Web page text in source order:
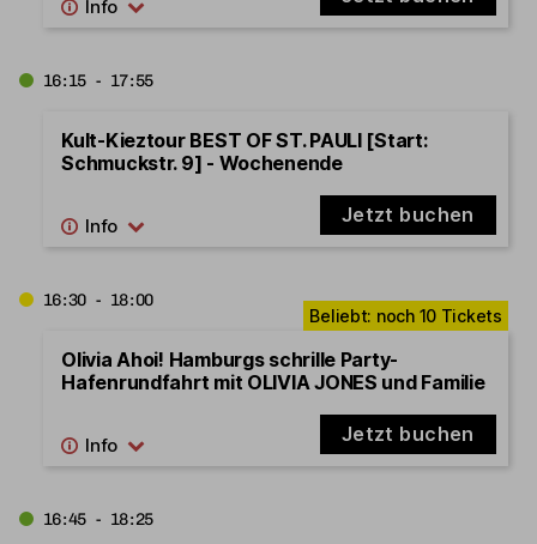
16:15 - 17:55
Kult-Kieztour BEST OF ST. PAULI [Start:
Schmuckstr. 9] - Wochenende
Jetzt buchen
16:30 - 18:00
Olivia Ahoi! Hamburgs schrille Party-
Hafenrundfahrt mit OLIVIA JONES und Familie
Jetzt buchen
16:45 - 18:25